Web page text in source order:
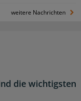
weitere Nachrichten
die wichtigsten